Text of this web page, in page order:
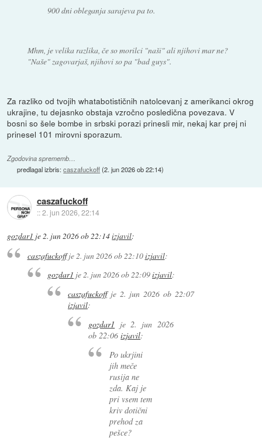
900 dni obleganja sarajeva pa to.
Mhm, je velika razlika, če so morilci "naši" ali njihovi mar ne?
"Naše" zagovarjaš, njihovi so pa "bad guys".
Za razliko od tvojih whatabotističnih natolcevanj z amerikanci okrog
ukrajine, tu dejasnko obstaja vzročno posledična povezava. V
bosni so šele bombe in srbski porazi prinesli mir, nekaj kar prej ni
prinesel 101 mirovni sporazum.
Zgodovina sprememb…
predlagal izbris:caszafuckoff(2. jun 2026 ob 22:14)
caszafuckoff
::2. jun 2026, 22:14
gozdar1 je2. jun 2026 ob 22:14izjavil:
caszafuckoffje 2. jun 2026 ob 22:10izjavil:
gozdar1 je2. jun 2026 ob 22:09izjavil:
caszafuckoffje 2. jun 2026 ob 22:07
izjavil:
gozdar1 je 2. jun 2026
ob 22:06 izjavil:
Po ukrjini
jih meče
rusija ne
zda. Kaj je
pri vsem tem
kriv dotični
prehod za
pešce?